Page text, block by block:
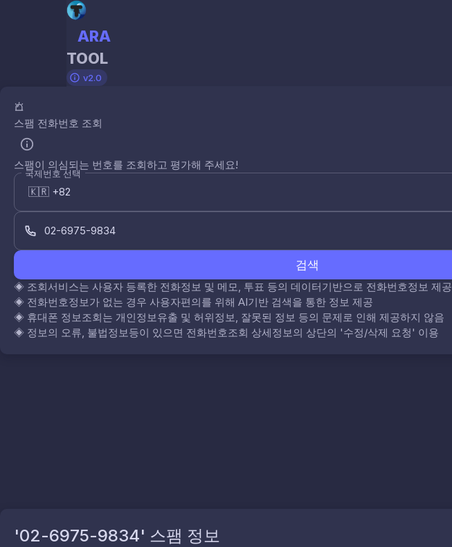
ARA
TOOL
v2.0
스팸 전화번호 조회
스팸이 의심되는 번호를 조회하고 평가해 주세요!
국제번호 선택
검색
◈ 조회서비스는 사용자 등록한 전화정보 및 메모, 투표 등의 데이터기반으로 전화번호정보 제공
◈ 전화번호정보가 없는 경우 사용자편의를 위해 AI기반 검색을 통한 정보 제공
◈ 휴대폰 정보조회는 개인정보유출 및 허위정보, 잘못된 정보 등의 문제로 인해 제공하지 않음
◈ 정보의 오류, 불법정보등이 있으면 전화번호조회 상세정보의 상단의 '수정/삭제 요청' 이용
'02-6975-9834' 스팸 정보